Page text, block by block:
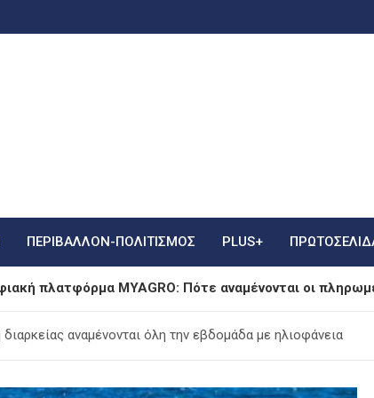
ΠΕΡΙΒΑΛΛΟΝ-ΠΟΛΙΤΙΣΜΟΣ PLUS+
πλατφόρμα MYAGRO: Πότε αναμένονται οι
που κατηγορείται για τη φονική πυρκαγιά στην
αναμένονται όλη την εβδομάδα με ηλιοφάνεια